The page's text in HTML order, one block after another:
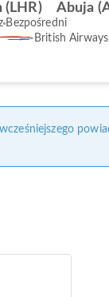
(LHR) Abuja
Bezpośredni
British Airways